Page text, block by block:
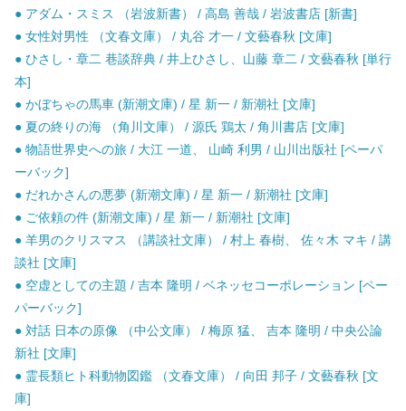
● アダム・スミス （岩波新書） / 高島 善哉 / 岩波書店 [新書]
● 女性対男性 （文春文庫） / 丸谷 才一 / 文藝春秋 [文庫]
● ひさし・章二 巷談辞典 / 井上ひさし、山藤 章二 / 文藝春秋 [単行
本]
● かぼちゃの馬車 (新潮文庫) / 星 新一 / 新潮社 [文庫]
● 夏の終りの海 （角川文庫） / 源氏 鶏太 / 角川書店 [文庫]
● 物語世界史への旅 / 大江 一道、 山崎 利男 / 山川出版社 [ペーパ
ーバック]
● だれかさんの悪夢 (新潮文庫) / 星 新一 / 新潮社 [文庫]
● ご依頼の件 (新潮文庫) / 星 新一 / 新潮社 [文庫]
● 羊男のクリスマス （講談社文庫） / 村上 春樹、 佐々木 マキ / 講
談社 [文庫]
● 空虚としての主題 / 吉本 隆明 / ベネッセコーポレーション [ペー
パーバック]
● 対話 日本の原像 （中公文庫） / 梅原 猛、 吉本 隆明 / 中央公論
新社 [文庫]
● 霊長類ヒト科動物図鑑 （文春文庫） / 向田 邦子 / 文藝春秋 [文
庫]